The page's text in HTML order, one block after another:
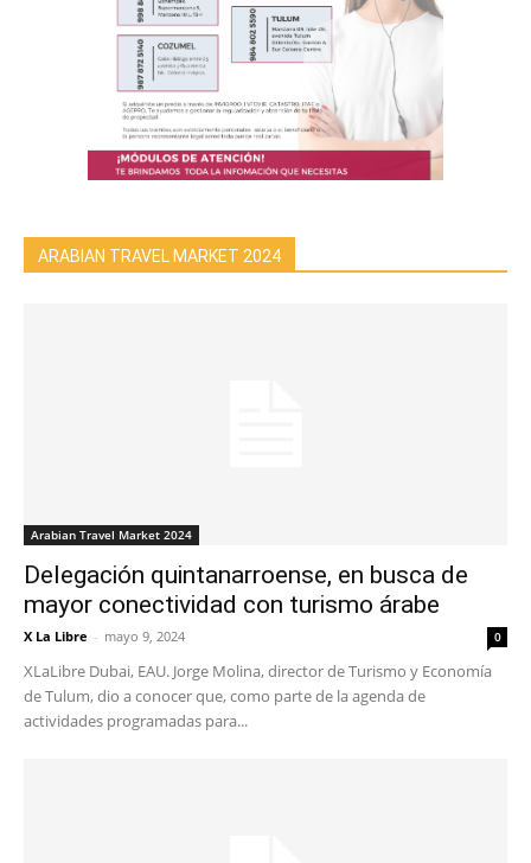
ARABIAN TRAVEL MARKET 2024
Arabian Travel Market 2024
Delegación quintanarroense, en busca de
mayor conectividad con turismo árabe
X La Libre - mayo 9, 2024 0
XLaLibre Dubai, EAU. Jorge Molina, director de Turismo y Economía
de Tulum, dio a conocer que, como parte de la agenda de
actividades programadas para...